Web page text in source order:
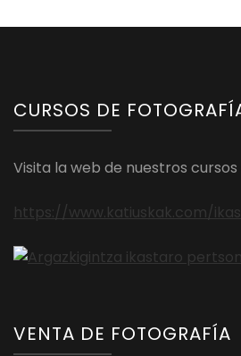
CURSOS DE
Visita la web de nuestros
https://www.katiuskak.com/
VENTA DE FOTOGRAFÍA